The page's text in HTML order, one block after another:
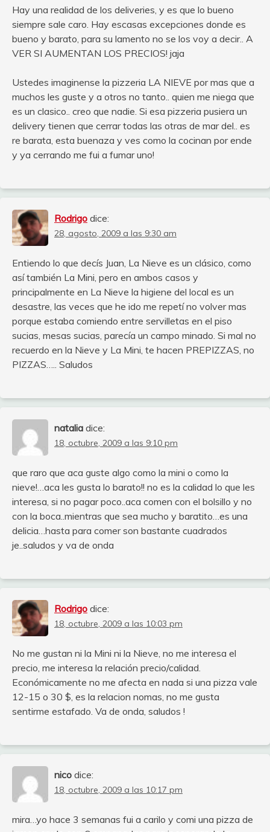
Hay una realidad de los deliveries, y es que lo bueno
siempre sale caro. Hay escasas excepciones donde es
bueno y barato, para su lamento no se los voy a decir.. A
VER SI AUMENTAN LOS PRECIOS! jaja
Ustedes imaginense la pizzeria LA NIEVE por mas que a
muchos les guste y a otros no tanto.. quien me niega que
es un clasico.. creo que nadie. Si esa pizzeria pusiera un
delivery tienen que cerrar todas las otras de mar del.. es
re barata, esta buenaza y ves como la cocinan por ende
y ya cerrando me fui a fumar uno!
Rodrigo dice:
28, agosto, 2009 a las 9:30 am
Entiendo lo que decís Juan, La Nieve es un clásico, como
así también La Mini, pero en ambos casos y
principalmente en La Nieve la higiene del local es un
desastre, las veces que he ido me repetí no volver mas
porque estaba comiendo entre servilletas en el piso
sucias, mesas sucias, parecía un campo minado. Si mal no
recuerdo en la Nieve y La Mini, te hacen PREPIZZAS, no
PIZZAS….. Saludos
natalia dice:
18, octubre, 2009 a las 9:10 pm
que raro que aca guste algo como la mini o como la
nieve!…aca les gusta lo barato!! no es la calidad lo que les
interesa, si no pagar poco..aca comen con el bolsillo y no
con la boca..mientras que sea mucho y baratito…es una
delicia…hasta para comer son bastante cuadrados
je..saludos y va de onda
Rodrigo dice:
18, octubre, 2009 a las 10:03 pm
No me gustan ni la Mini ni la Nieve, no me interesa el
precio, me interesa la relación precio/calidad.
Económicamente no me afecta en nada si una pizza vale
12-15 o 30 $, es la relacion nomas, no me gusta
sentirme estafado. Va de onda, saludos !
nico dice:
18, octubre, 2009 a las 10:17 pm
mira…yo hace 3 semanas fui a carilo y comi una pizza de